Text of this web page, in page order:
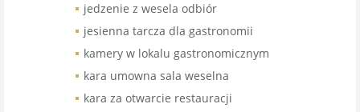
jedzenie z wesela odbiór
jesienna tarcza dla gastronomii
kamery w lokalu gastronomicznym
kara umowna sala weselna
kara za otwarcie restauracji